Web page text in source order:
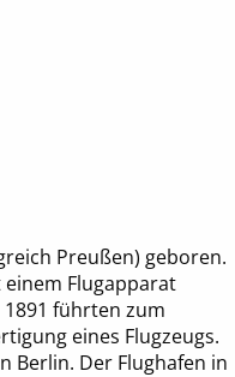
Preußen) geboren.
Flugapparat
führten zum
eines Flugzeugs.
Berlin. Der Flughafen in